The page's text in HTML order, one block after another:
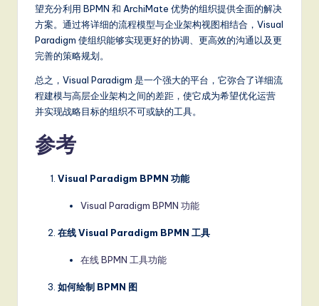
望充分利用 BPMN 和 ArchiMate 优势的组织提供全面的解决
方案。通过将详细的流程模型与企业架构视图相结合，Visual
Paradigm 使组织能够实现更好的协调、更高效的沟通以及更
完善的策略规划。
总之，Visual Paradigm 是一个强大的平台，它弥合了详细流
程建模与高层企业架构之间的差距，使它成为希望优化运营
并实现战略目标的组织不可或缺的工具。
参考
Visual Paradigm BPMN 功能
Visual Paradigm BPMN 功能
在线 Visual Paradigm BPMN 工具
在线 BPMN 工具功能
如何绘制 BPMN 图